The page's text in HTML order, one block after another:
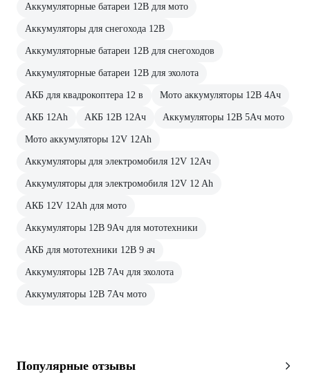
Аккумуляторные батареи 12В для мото
Аккумуляторы для снегохода 12В
Аккумуляторные батареи 12В для снегоходов
Аккумуляторные батареи 12В для эхолота
АКБ для квадрокоптера 12 в Мото аккумуляторы 12В 4Ач
АКБ 12Ah АКБ 12В 12Ач Аккумуляторы 12В 5Ач мото
Мото аккумуляторы 12V 12Ah
Аккумуляторы для электромобиля 12V 12Ач
Аккумуляторы для электромобиля 12V 12 Ah
АКБ 12V 12Ah для мото
Аккумуляторы 12В 9Ач для мототехники
АКБ для мототехники 12В 9 ач
Аккумуляторы 12В 7Ач для эхолота
Аккумуляторы 12В 7Ач мото
Популярные отзывы